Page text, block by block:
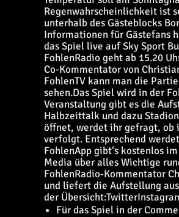
Regenwahrscheinlichkeit ist
unterhalb des Gästeblocks
Informationen für Gästefans
das Spiel live auf Sky Sport
FohlenRadio geht ab 15.20
Co-Kommentator von
FohlenTV kann man die
sehen.Das Spiel wird in der
Veranstaltung gibt es die
Halbzeittalk und dazu
öffnet, werdet ihr gefragt, ob
verfolgt. Entsprechend
FohlenApp gibt‘s kostenlos
Media über alles Wichtige
FohlenRadio-Kommentator
und liefert die Aufstellung
der Übersicht:Twitter
Für das Spiel in der